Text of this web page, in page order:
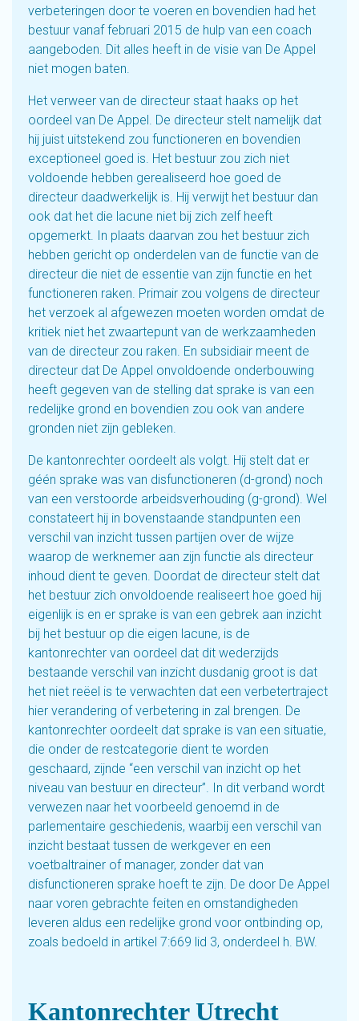
verbeteringen door te voeren en bovendien had het
bestuur vanaf februari 2015 de hulp van een coach
aangeboden. Dit alles heeft in de visie van De Appel
niet mogen baten.
Het verweer van de directeur staat haaks op het
oordeel van De Appel. De directeur stelt namelijk dat
hij juist uitstekend zou functioneren en bovendien
exceptioneel goed is. Het bestuur zou zich niet
voldoende hebben gerealiseerd hoe goed de
directeur daadwerkelijk is. Hij verwijt het bestuur dan
ook dat het die lacune niet bij zich zelf heeft
opgemerkt. In plaats daarvan zou het bestuur zich
hebben gericht op onderdelen van de functie van de
directeur die niet de essentie van zijn functie en het
functioneren raken. Primair zou volgens de directeur
het verzoek al afgewezen moeten worden omdat de
kritiek niet het zwaartepunt van de werkzaamheden
van de directeur zou raken. En subsidiair meent de
directeur dat De Appel onvoldoende onderbouwing
heeft gegeven van de stelling dat sprake is van een
redelijke grond en bovendien zou ook van andere
gronden niet zijn gebleken.
De kantonrechter oordeelt als volgt. Hij stelt dat er
géén sprake was van disfunctioneren (d-grond) noch
van een verstoorde arbeidsverhouding (g-grond). Wel
constateert hij in bovenstaande standpunten een
verschil van inzicht tussen partijen over de wijze
waarop de werknemer aan zijn functie als directeur
inhoud dient te geven. Doordat de directeur stelt dat
het bestuur zich onvoldoende realiseert hoe goed hij
eigenlijk is en er sprake is van een gebrek aan inzicht
bij het bestuur op die eigen lacune, is de
kantonrechter van oordeel dat dit wederzijds
bestaande verschil van inzicht dusdanig groot is dat
het niet reëel is te verwachten dat een verbetertraject
hier verandering of verbetering in zal brengen. De
kantonrechter oordeelt dat sprake is van een situatie,
die onder de restcategorie dient te worden
geschaard, zijnde “een verschil van inzicht op het
niveau van bestuur en directeur”. In dit verband wordt
verwezen naar het voorbeeld genoemd in de
parlementaire geschiedenis, waarbij een verschil van
inzicht bestaat tussen de werkgever en een
voetbaltrainer of manager, zonder dat van
disfunctioneren sprake hoeft te zijn. De door De Appel
naar voren gebrachte feiten en omstandigheden
leveren aldus een redelijke grond voor ontbinding op,
zoals bedoeld in artikel 7:669 lid 3, onderdeel h. BW.
Kantonrechter Utrecht